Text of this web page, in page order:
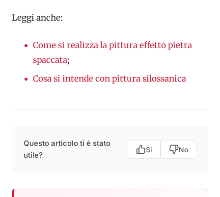
Leggi anche:
Come si realizza la pittura effetto pietra
spaccata;
Cosa si intende con pittura silossanica
Questo articolo ti è stato
utile?
Si No